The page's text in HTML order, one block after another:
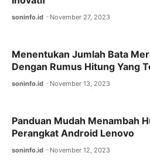
o
k
soninfo.id November 27, 2023
Menentukan Jumlah Bata
Dengan Rumus Hitung Yang
soninfo.id November 13, 2023
Panduan Mudah Menambah
Perangkat Android Lenovo
soninfo.id November 12, 2023